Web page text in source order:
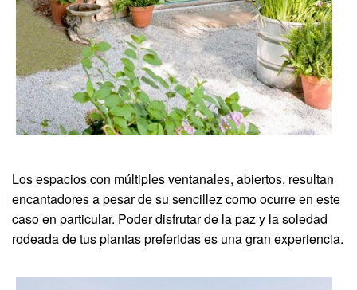
Los espacios con múltiples ventanales, abiertos, resultan
encantadores a pesar de su sencillez como ocurre en este
caso en particular. Poder disfrutar de la paz y la soledad
rodeada de tus plantas preferidas es una gran experiencia.